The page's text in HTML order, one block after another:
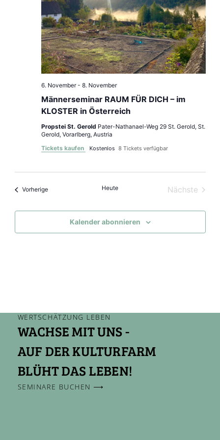
Männerseminar RAUM FÜR DICH – im
KLOSTER in Österreich
6. November- 8. November
Propstei St. Gerold Pater-Nathanael-Weg 29 St. Gerold, St.
Gerold, Vorarlberg, Austria
Tickets kaufen
Kostenlos 8 Tickets verfügbar
VorherigeVeranstaltungen Heute Nächste
Kalender abonnieren
WERTSCHÄTZUNG LEBEN
WACHSE MIT UNS -
AUF DER KULTURFARM
BLÜHT DAS LEBEN!
SEMINARE BUCHEN ⟶